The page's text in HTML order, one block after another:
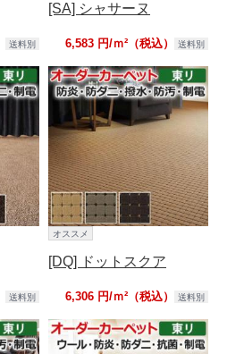
送料別
[SA] シャサーヌ
6,583 円/ｍ²（税込） 送料別
送料別
オススメ
[DQ] ドットスクア
6,306 円/ｍ²（税込） 送料別